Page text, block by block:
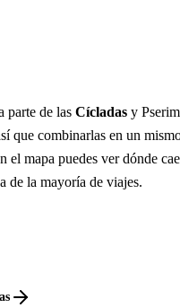
parte de lasCícladas y
que combinarlas en un
el mapa puedes ver dónde
de la mayoría de viajes.